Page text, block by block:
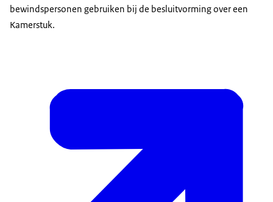
bewindspersonen gebruiken bij de besluitvorming over een
Kamerstuk.